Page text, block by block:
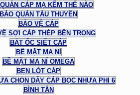
CÁP MẠ KẼM THẾ NÀO
BẢO QUẢN TÀU THUYỀN
BẢO VỆ CÁP
SỢI CÁP THÉP BÊN TRONG
BẮT ỐC SIẾT CÁP
BỀ MẶT MA NÍ
BỀ MẶT MA NÍ OMEGA
BẸN LÓT CÁP
CHỌN DÂY CÁP BỌC NHỰA PHI 6
BÌNH TÂN